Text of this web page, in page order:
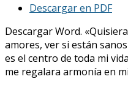
Descargar en PDF
Descargar Word.
amores, ver si están
es el centro de toda mi
me regalara armonía en